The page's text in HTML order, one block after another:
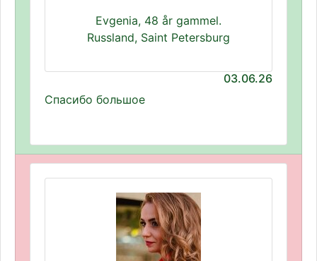
Evgenia, 48 år gammel.
Russland, Saint Petersburg
03.06.26
Спасибо большое